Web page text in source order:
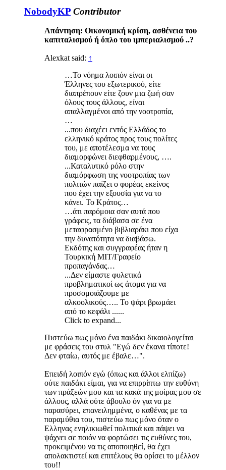
NobodyKP Contributor
Απάντηση: Οικονομική κρίση, ασθένεια του
καπιταλισμού ή όπλο του ιμπεριαλισμού ..?
Alexkat said: ↑
…Το νόημα λοιπόν είναι οι
Έλληνες του εξωτερικού, είτε
διαπρέπουν είτε ζουν μια ζωή σαν
όλους τους άλλους, είναι
απαλλαγμένοι από την νοοτροπία,
…
...που διαχέει εντός Ελλάδος το
ελληνικό κράτος προς τους πολίτες
του, με αποτέλεσμα να τους
διαμορφώνει διεφθαρμένους, ….
...Καταλυτικό ρόλο στην
διαμόρφωση της νοοτροπίας των
πολιτών παίζει ο φορέας εκείνος
που έχει την εξουσία για να το
κάνει. Το Κράτος…
…άτι παρόμοια σαν αυτά που
γράφεις, τα διάβασα σε ένα
μεταφρασμένο βιβλιαράκι που είχα
την δυνατότητα να διαβάσω.
Εκδότης και συγγραφέας ήταν η
Τουρκική ΜΙΤ/Γραφείο
προπαγάνδας…
...Δεν είμαστε φυλετικά
προβληματικοί ως άτομα για να
προσομοιάζουμε με
αλκοολικούς….. Το ψάρι βρωμάει
από το κεφάλι ......
Click to expand...
Πιστεύω πως μόνο ένα παιδάκι δικαιολογείται
με φράσεις του στυλ "Εγώ δεν έκανα τίποτε!
Δεν φταίω, αυτός με έβαλε…".
Επειδή λοιπόν εγώ (όπως και άλλοι ελπίζω)
ούτε παιδάκι είμαι, για να επιρρίπτω την ευθύνη
των πράξεών μου και τα κακά της μοίρας μου σε
άλλους, αλλά ούτε άβουλο όν για να με
παρασύρει, επανειλημμένα, ο καθένας με τα
παραμύθια του, πιστεύω πως μόνο όταν ο
Ελληνας ενηλικιωθεί πολιτικά και πάψει να
ψάχνει σε ποιόν να φορτώσει τις ευθύνες του,
προκειμένου να τις αποποιηθεί, θα έχει
απολακτιστεί και επιτέλους θα ορίσει το μέλλον
του!!